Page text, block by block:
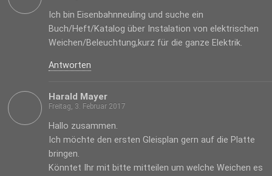
Ich bin Eisenbahnneuling und suche ein
Buch/Heft/Katalog über Instalation von elektrischen
Weichen/Beleuchtung,kurz für die ganze Elektrik.
Antworten
Harald Mayer
Freitag, 3. Februar 2017
Hallo zusammen.
Ich möchte den ersten Gleisplan gern auf die Platte
bringen.
Könntet Ihr mit bitte mitteilen um welche Weichen es